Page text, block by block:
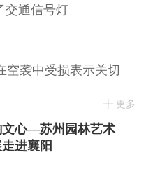
交通信号灯
空袭中受损表示关切
更多
文心—苏州园林艺术
进襄阳